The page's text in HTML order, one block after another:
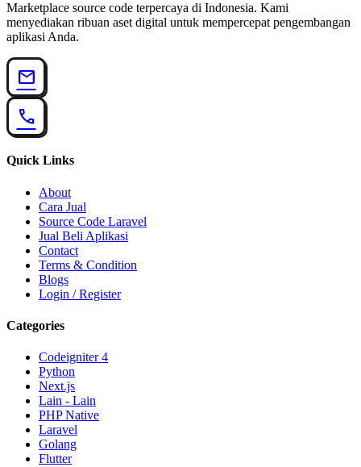
Marketplace source code terpercaya di Indonesia. Kami
menyediakan ribuan aset digital untuk mempercepat pengembangan
aplikasi Anda.
mail
call
Quick Links
About
Cara Jual
Source Code Laravel
Jual Beli Aplikasi
Contact
Terms & Condition
Blogs
Login / Register
Categories
Codeigniter 4
Python
Next.js
Lain - Lain
PHP Native
Laravel
Golang
Flutter